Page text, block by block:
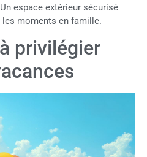
espace extérieur sécurisé
moments en famille.
privilégier